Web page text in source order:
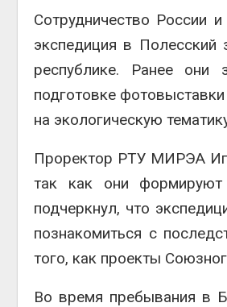
Сотрудничество России
экспедиция в Полесский
республике. Ранее они
подготовке
на экологическую
Проректор РТУ МИРЭА
так как они формируют
подчеркнул, что
познакомиться с
того, как проекты
Во время пребывания в